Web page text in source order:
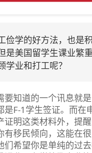
俭学的好方法，也是
是美国留学生课业繁
学业和打工呢？
要知道的一个讯息就
是F-1学生签证。而在
证明这类材料外，提
有移民倾向，这能在
们希望你是单纯的过